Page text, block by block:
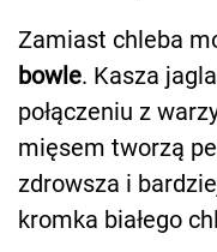
Zamiast chleba
bowle. Kasza
połączeniu z
mięsem tworzą
zdrowsza i
kromka białego